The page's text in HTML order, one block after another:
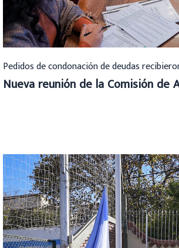
Pedidos de condonación de deudas
Nueva reunión de la Comisión de